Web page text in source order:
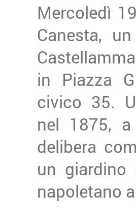
Mercoledì
Canesta,
in Piazza
civico 35.
nel 1875,
delibera
un giardino
napoletano